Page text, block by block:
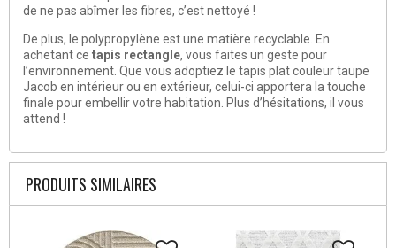
de ne pas abîmer les fibres, c’est nettoyé !
De plus, le polypropylène est une matière recyclable. En
achetant ce tapis rectangle, vous faites un geste pour
l’environnement. Que vous adoptiez le tapis plat couleur taupe
Jacob en intérieur ou en extérieur, celui-ci apportera la touche
finale pour embellir votre habitation. Plus d’hésitations, il vous
attend !
PRODUITS SIMILAIRES